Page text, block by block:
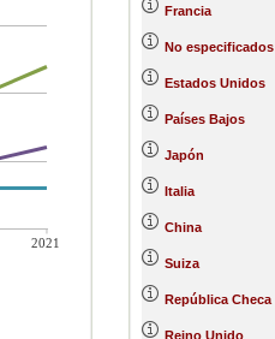
2021
Francia
No especificados
Estados Unidos
Países Bajos
Japón
Italia
China
Suiza
República Checa
Reino Unido